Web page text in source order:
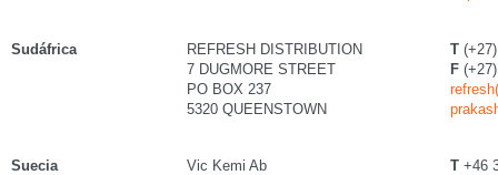
Sudáfrica
REFRESH DISTRIBUTION
7 DUGMORE STREET
PO BOX 237
5320 QUEENSTOWN
T
F
Suecia
Vic Kemi Ab
T +46